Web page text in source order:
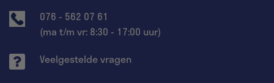
076 - 562 07 61
(ma t/m vr: 8:30 - 17:00 uur)
Veelgestelde vragen